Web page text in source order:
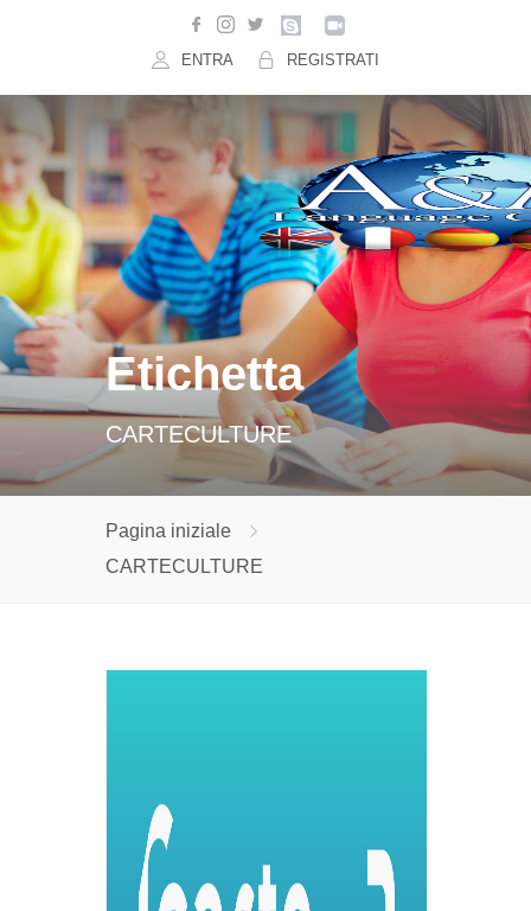
REGISTRATI
ENTRA
Etichetta
CARTECULTURE
Pagina iniziale
CARTECULTURE